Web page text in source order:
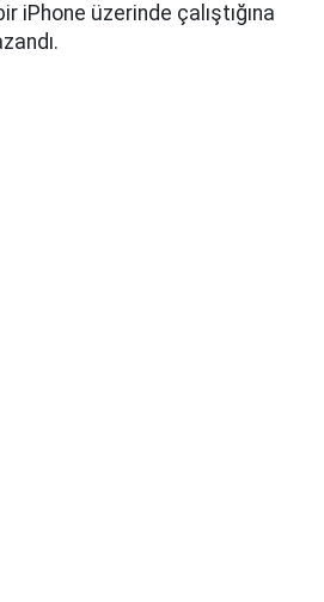
iPhone üzerinde çalıştığına